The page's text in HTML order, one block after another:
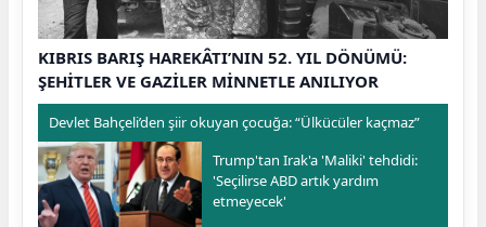
KIBRIS BARIŞ HAREKÂTI’NIN 52. YIL DÖNÜMÜ:
ŞEHİTLER VE GAZİLER MİNNETLE ANILIYOR
Devlet Bahçeli’den şiir okuyan çocuğa: “Ülkücüler kaçmaz”
Trump'tan Irak'a 'Maliki' tehdidi:
'Seçilirse ABD artık yardım
etmeyecek'